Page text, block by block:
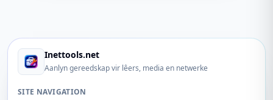
Inettools.net
Aanlyn gereedskap vir lêers, media en netwerke
SITE NAVIGATION